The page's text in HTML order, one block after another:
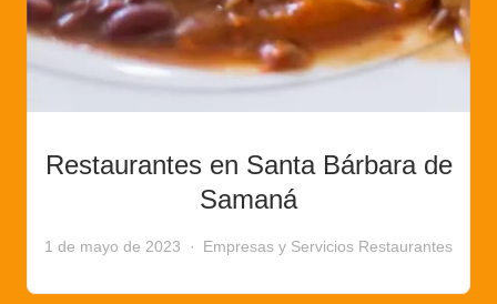
Restaurantes en Santa Bárbara de
Samaná
1 de mayo de 2023 Empresas y Servicios Restaurantes